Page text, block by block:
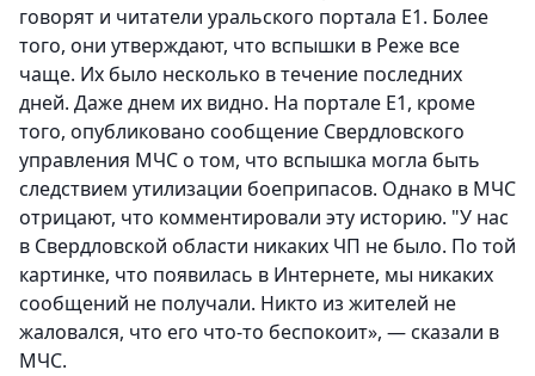
говорят и читатели уральского портала Е1. Более
того, они утверждают, что вспышки в Реже все
чаще. Их было несколько в течение последних
дней. Даже днем их видно. На портале Е1, кроме
того, опубликовано сообщение Свердловского
управления МЧС о том, что вспышка могла быть
следствием утилизации боеприпасов. Однако в МЧС
отрицают, что комментировали эту историю. "У нас
в Свердловской области никаких ЧП не было. По той
картинке, что появилась в Интернете, мы никаких
сообщений не получали. Никто из жителей не
жаловался, что его что-то беспокоит», — сказали в
МЧС.